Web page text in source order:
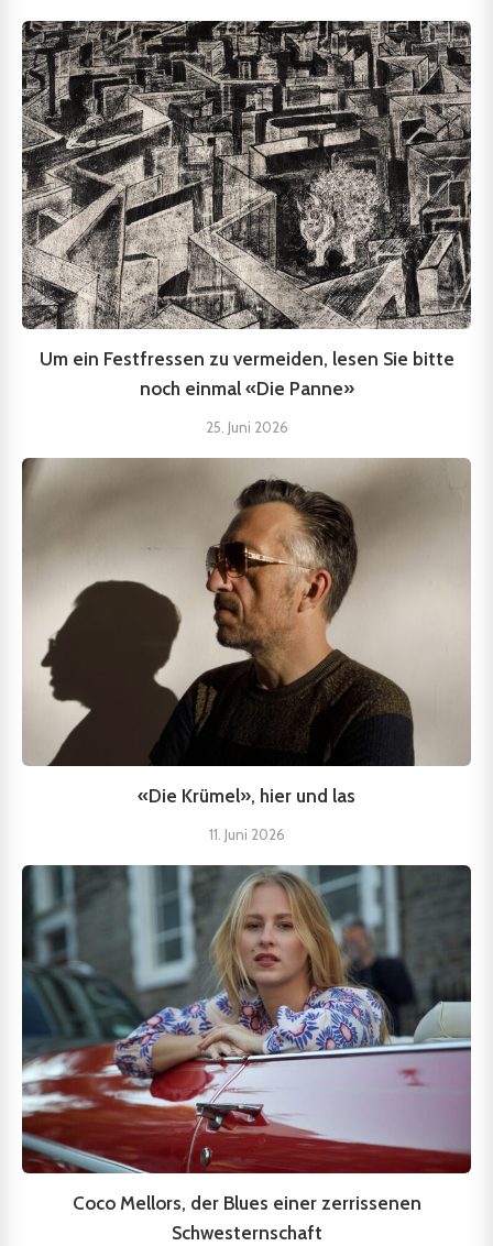
Um ein Festfressen zu vermeiden, lesen Sie bitte
noch einmal «Die Panne»
25. Juni 2026
«Die Krümel», hier und las
11. Juni 2026
Coco Mellors, der Blues einer zerrissenen
Schwesternschaft